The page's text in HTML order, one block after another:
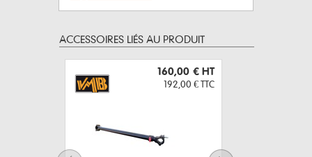
ACCESSOIRES LIÉS AU PRODUIT
160,00 € HT
192,00 € TTC